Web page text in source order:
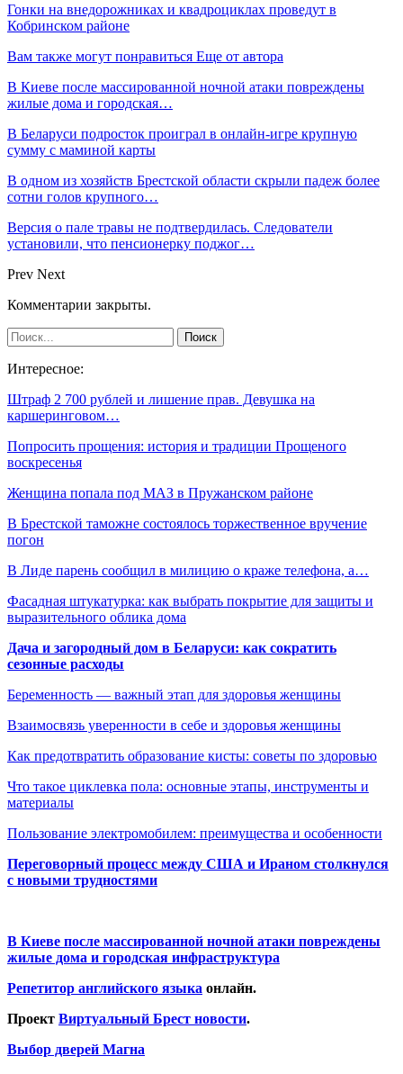
Гонки на внедорожниках и квадроциклах проведут в
Кобринском районе
Вам также могут понравиться Еще от автора
В Киеве после массированной ночной атаки повреждены
жилые дома и городская…
В Беларуси подросток проиграл в онлайн-игре крупную
сумму с маминой карты
В одном из хозяйств Брестской области скрыли падеж более
сотни голов крупного…
Версия о пале травы не подтвердилась. Следователи
установили, что пенсионерку поджог…
Prev Next
Комментарии закрыты.
Интересное:
Штраф 2 700 рублей и лишение прав. Девушка на
каршеринговом…
Попросить прощения: история и традиции Прощеного
воскресенья
Женщина попала под МАЗ в Пружанском районе
В Брестской таможне состоялось торжественное вручение
погон
В Лиде парень сообщил в милицию о краже телефона, а…
Фасадная штукатурка: как выбрать покрытие для защиты и
выразительного облика дома
Дача и загородный дом в Беларуси: как сократить
сезонные расходы
Беременность — важный этап для здоровья женщины
Взаимосвязь уверенности в себе и здоровья женщины
Как предотвратить образование кисты: советы по здоровью
Что такое циклевка пола: основные этапы, инструменты и
материалы
Пользование электромобилем: преимущества и особенности
Переговорный процесс между США и Ираном столкнулся
с новыми трудностями
В Киеве после массированной ночной атаки повреждены
жилые дома и городская инфраструктура
Репетитор английского языка онлайн.
Проект Виртуальный Брест новости.
Выбор дверей Магна